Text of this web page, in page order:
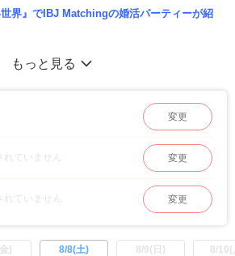
界』でIBJ Matchingの婚活パーティーが紹
恋活エンタメイベントの一覧。
ジですが、企業家や外資系企業、大手企業が集まりハ
るお洒落なカフェやレストランでデートもできちゃ
ーク、渋谷スクランブルスクエアなどワンランク上の
もっと見る
変更
れていません 変更
れていません 変更
)
8/8(土)
8/9(日)
8/10(